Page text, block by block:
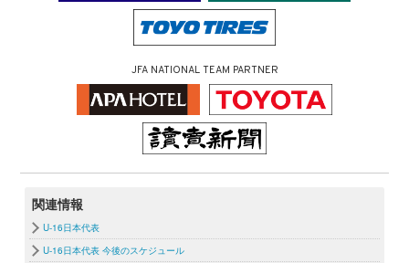
JFA NATIONAL TEAM PARTNER
関連情報
U-16日本代表
U-16日本代表 今後のスケジュール